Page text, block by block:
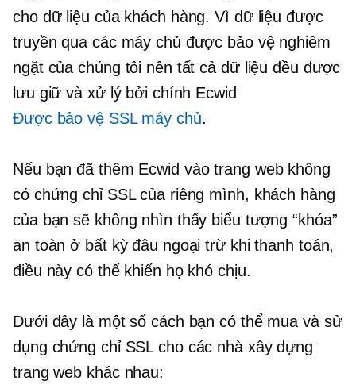
cho dữ liệu của khách hàng. Vì dữ liệu được
truyền qua các máy chủ được bảo vệ nghiêm
ngặt của chúng tôi nên tất cả dữ liệu đều được
lưu giữ và xử lý bởi chính Ecwid
Được bảo vệ SSLmáy chủ.
Nếu bạn đã thêm Ecwid vào trang web không
có chứng chỉ SSL của riêng mình, khách hàng
của bạn sẽ không nhìn thấy biểu tượng “khóa”
an toàn ở bất kỳ đâu ngoại trừ khi thanh toán,
điều này có thể khiến họ khó chịu.
Dưới đây là một số cách bạn có thể mua và sử
dụng chứng chỉ SSL cho các nhà xây dựng
trang web khác nhau: